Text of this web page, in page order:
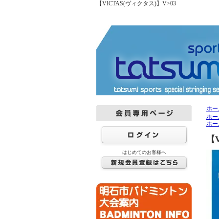
【VICTAS(ヴィクタス)】V>03
はじめてのお客様へ
ホ
ホ
ホ